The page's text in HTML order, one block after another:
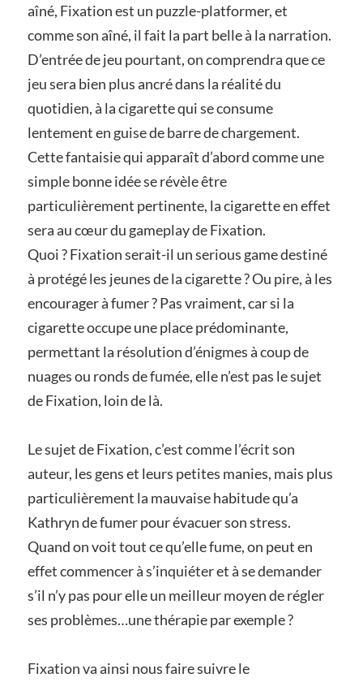
aîné, Fixation est un puzzle-platformer, et
comme son aîné, il fait la part belle à la narration.
D’entrée de jeu pourtant, on comprendra que ce
jeu sera bien plus ancré dans la réalité du
quotidien, à la cigarette qui se consume
lentement en guise de barre de chargement.
Cette fantaisie qui apparaît d’abord comme une
simple bonne idée se révèle être
particulièrement pertinente, la cigarette en effet
sera au cœur du gameplay de Fixation.
Quoi ? Fixation serait-il un serious game destiné
à protégé les jeunes de la cigarette ? Ou pire, à les
encourager à fumer ? Pas vraiment, car si la
cigarette occupe une place prédominante,
permettant la résolution d’énigmes à coup de
nuages ou ronds de fumée, elle n’est pas le sujet
de Fixation, loin de là.
Le sujet de Fixation, c’est comme l’écrit son
auteur, les gens et leurs petites manies, mais plus
particulièrement la mauvaise habitude qu’a
Kathryn de fumer pour évacuer son stress.
Quand on voit tout ce qu’elle fume, on peut en
effet commencer à s’inquiéter et à se demander
s’il n’y pas pour elle un meilleur moyen de régler
ses problèmes…une thérapie par exemple ?
Fixation va ainsi nous faire suivre le